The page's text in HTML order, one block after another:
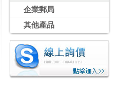
企業郵局
其他產品